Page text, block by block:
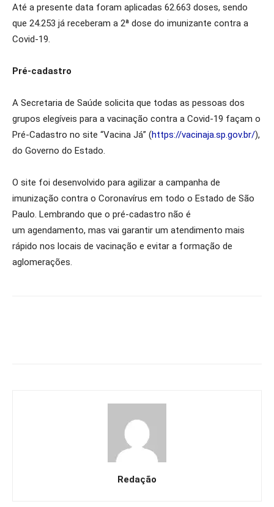
Até a presente data foram aplicadas 62.663 doses, sendo
que 24.253 já receberam a 2ª dose do imunizante contra a
Covid-19.
Pré-cadastro
A Secretaria de Saúde solicita que todas as pessoas dos
grupos elegíveis para a vacinação contra a Covid-19 façam o
Pré-Cadastro no site “Vacina Já” (https://vacinaja.sp.gov.br/),
do Governo do Estado.
O site foi desenvolvido para agilizar a campanha de
imunização contra o Coronavírus em todo o Estado de São
Paulo. Lembrando que o pré-cadastro não é
um agendamento, mas vai garantir um atendimento mais
rápido nos locais de vacinação e evitar a formação de
aglomerações.
Redação